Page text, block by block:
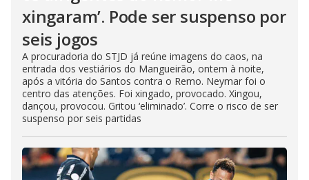
xingaram’. Pode ser suspenso por
seis jogos
A procuradoria do STJD já reúne imagens do caos, na
entrada dos vestiários do Mangueirão, ontem à noite,
após a vitória do Santos contra o Remo. Neymar foi o
centro das atenções. Foi xingado, provocado. Xingou,
dançou, provocou. Gritou ‘eliminado’. Corre o risco de ser
suspenso por seis partidas